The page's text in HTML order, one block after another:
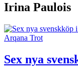
Irina Paulois
Arqana Trot
Sex nya